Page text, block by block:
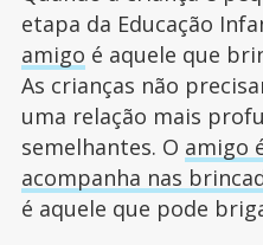
etapa da Educação
amigo é aquele que
As crianças não
uma relação mais
semelhantes. O amigo
acompanha nas
é aquele que pode